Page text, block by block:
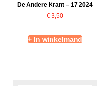
De Andere Krant – 17 2024
€ 3,50
+ In winkelmand